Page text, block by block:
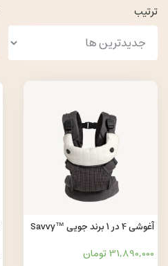
ترتیب
آغوشی 4 در 1 برند جویی Savvy™
31,890,000 تومان